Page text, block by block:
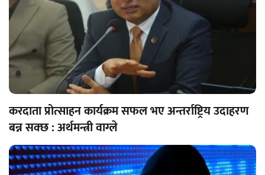
करदाता प्रोत्साहन कार्यक्रम सफल भए अन्तर्राष्ट्रिय उदाहरण
बन्न सक्छ : अर्थमन्त्री वाग्ले